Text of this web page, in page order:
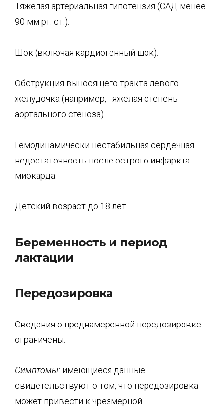
Тяжелая артериальная гипотензия (САД менее
90 мм рт. ст.).
Шок (включая кардиогенный шок).
Обструкция выносящего тракта левого
желудочка (например, тяжелая степень
аортального стеноза).
Гемодинамически нестабильная сердечная
недостаточность после острого инфаркта
миокарда.
Детский возраст до 18 лет.
Беременность и период
лактации
Передозировка
Сведения о преднамеренной передозировке
ограничены.
Симптомы: имеющиеся данные
свидетельствуют о том, что передозировка
может привести к чрезмерной